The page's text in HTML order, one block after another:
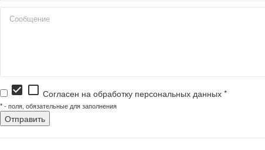
check_box check_box_outline_blank Согласен на обработку персональных данных *
*- поля, обязательные для заполнения